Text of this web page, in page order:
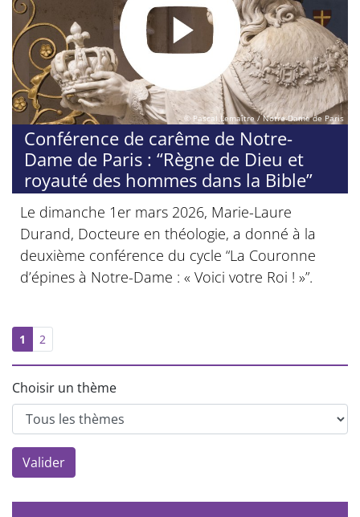
© Pascal Lemaître / Notre-Dame de Paris
Conférence de carême de Notre-
Dame de Paris : “Règne de Dieu et
royauté des hommes dans la Bible”
Le dimanche 1er mars 2026, Marie-Laure
Durand, Docteure en théologie, a donné à la
deuxième conférence du cycle “La Couronne
d’épines à Notre-Dame : « Voici votre Roi ! »”.
1 2
Choisir un thème
Valider